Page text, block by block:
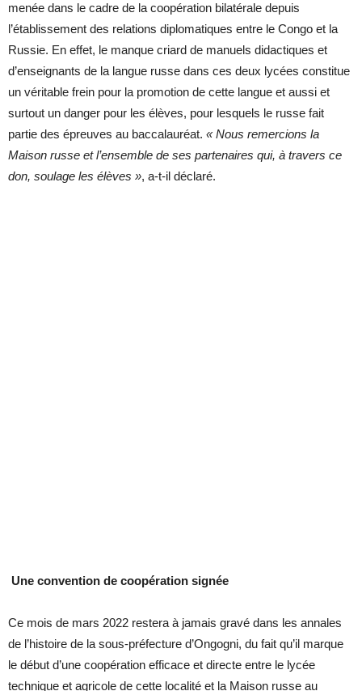
menée dans le cadre de la coopération bilatérale depuis
l’établissement des relations diplomatiques entre le Congo et la
Russie. En effet, le manque criard de manuels didactiques et
d’enseignants de la langue russe dans ces deux lycées constitue
un véritable frein pour la promotion de cette langue et aussi et
surtout un danger pour les élèves, pour lesquels le russe fait
partie des épreuves au baccalauréat. « Nous remercions la
Maison russe et l’ensemble de ses partenaires qui, à travers ce
don, soulage les élèves », a-t-il déclaré.
Une convention de coopération signée
Ce mois de mars 2022 restera à jamais gravé dans les annales
de l’histoire de la sous-préfecture d’Ongogni, du fait qu’il marque
le début d’une coopération efficace et directe entre le lycée
technique et agricole de cette localité et la Maison russe au